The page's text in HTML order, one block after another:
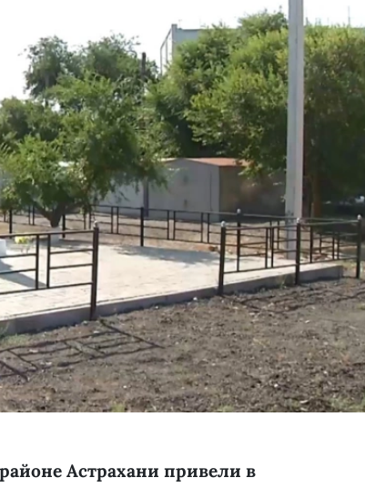
Астрахани привели в